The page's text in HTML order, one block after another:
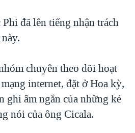
đã lên tiếng nhận trách
chuyên theo dõi hoạt
internet, đặt ở Hoa kỳ,
ghi âm ngắn của những kẻ
nói của ông Cicala.